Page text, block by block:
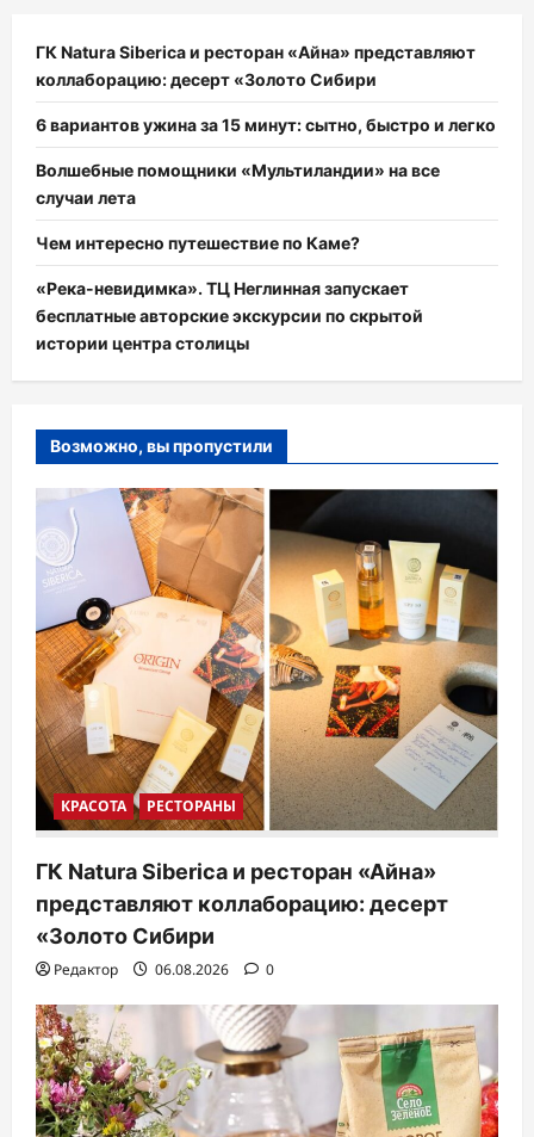
ГК Natura Siberica и ресторан «Айна» представляют
коллаборацию: десерт «Золото Сибири
6 вариантов ужина за 15 минут: сытно, быстро и легко
Волшебные помощники «Мультиландии» на все
случаи лета
Чем интересно путешествие по Каме?
«Река-невидимка». ТЦ Неглинная запускает
бесплатные авторские экскурсии по скрытой
истории центра столицы
Возможно, вы пропустили
КРАСОТА РЕСТОРАНЫ
ГК Natura Siberica и ресторан «Айна»
представляют коллаборацию: десерт
«Золото Сибири
Редактор 06.08.2026 0